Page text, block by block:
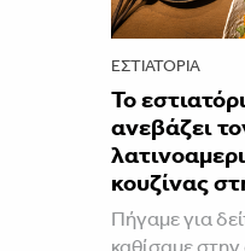
ΕΣΤΙΑΤΌΡΙΑ
Το
ανεβάζει
κουζίνας
Πήγαμε για